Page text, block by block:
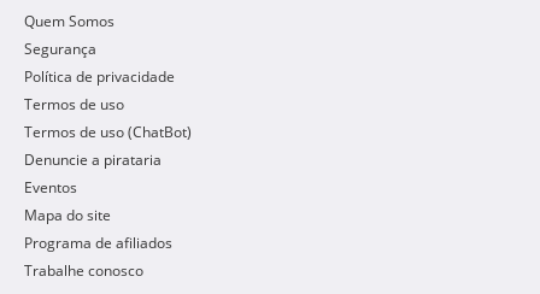
Quem Somos
Segurança
Política de privacidade
Termos de uso
Termos de uso (ChatBot)
Denuncie a pirataria
Eventos
Mapa do site
Programa de afiliados
Trabalhe conosco